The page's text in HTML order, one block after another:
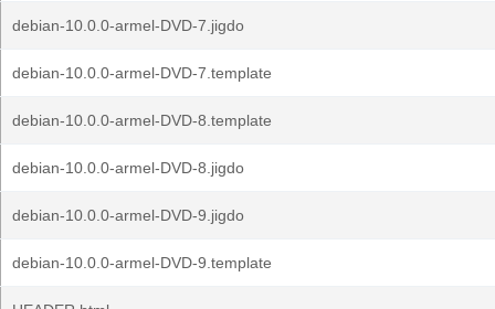
debian-10.0.0-armel-DVD-7.jigdo
debian-10.0.0-armel-DVD-7.template
debian-10.0.0-armel-DVD-8.template
debian-10.0.0-armel-DVD-8.jigdo
debian-10.0.0-armel-DVD-9.jigdo
debian-10.0.0-armel-DVD-9.template